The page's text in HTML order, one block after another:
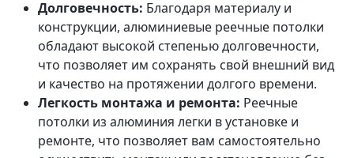
Долговечность: Благодаря материалу и
конструкции, алюминиевые реечные потолки
обладают высокой степенью долговечности,
что позволяет им сохранять свой внешний вид
и качество на протяжении долгого времени.
Легкость монтажа и ремонта: Реечные
потолки из алюминия легки в установке и
ремонте, что позволяет вам самостоятельно